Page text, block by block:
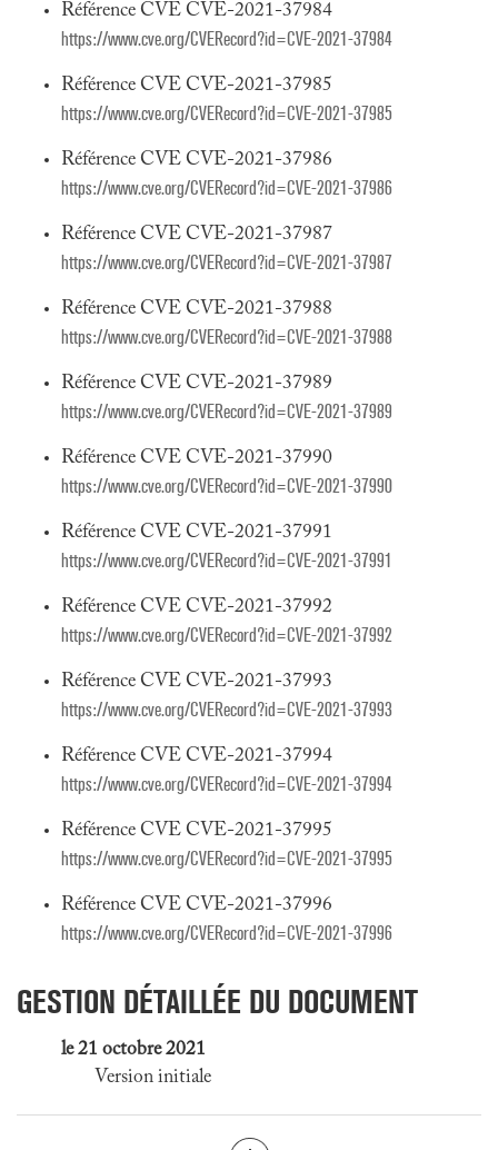
Référence CVE CVE-2021-37984
https://www.cve.org/CVERecord?id=CVE-2021-37984
Référence CVE CVE-2021-37985
https://www.cve.org/CVERecord?id=CVE-2021-37985
Référence CVE CVE-2021-37986
https://www.cve.org/CVERecord?id=CVE-2021-37986
Référence CVE CVE-2021-37987
https://www.cve.org/CVERecord?id=CVE-2021-37987
Référence CVE CVE-2021-37988
https://www.cve.org/CVERecord?id=CVE-2021-37988
Référence CVE CVE-2021-37989
https://www.cve.org/CVERecord?id=CVE-2021-37989
Référence CVE CVE-2021-37990
https://www.cve.org/CVERecord?id=CVE-2021-37990
Référence CVE CVE-2021-37991
https://www.cve.org/CVERecord?id=CVE-2021-37991
Référence CVE CVE-2021-37992
https://www.cve.org/CVERecord?id=CVE-2021-37992
Référence CVE CVE-2021-37993
https://www.cve.org/CVERecord?id=CVE-2021-37993
Référence CVE CVE-2021-37994
https://www.cve.org/CVERecord?id=CVE-2021-37994
Référence CVE CVE-2021-37995
https://www.cve.org/CVERecord?id=CVE-2021-37995
Référence CVE CVE-2021-37996
https://www.cve.org/CVERecord?id=CVE-2021-37996
GESTION DÉTAILLÉE DU DOCUMENT
le 21 octobre 2021
Version initiale